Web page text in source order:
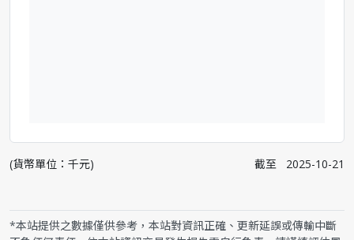
(貨幣單位：千元) 截至 2025-10-21
*本站提供之數據僅供參考，本站對資訊正確、更新延誤或傳輸中斷